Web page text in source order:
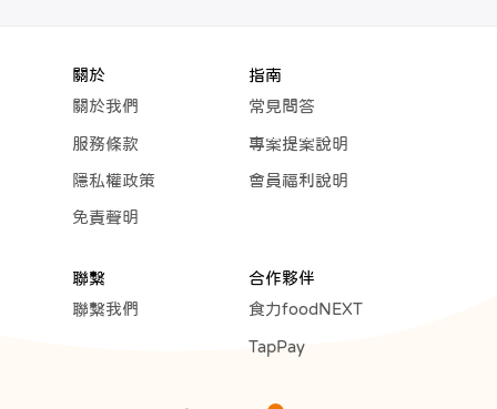
關於
關於我們
服務條款
隱私權政策
免責聲明
指南
常見問答
專案提案說明
會員福利說明
聯繫
聯繫我們
合作夥伴
食力foodNEXT
TapPay